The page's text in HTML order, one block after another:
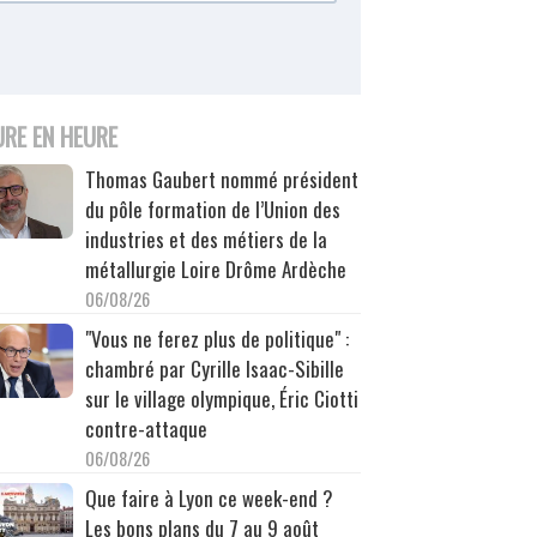
EN HEURE
Thomas Gaubert nommé président
du pôle formation de l’Union des
industries et des métiers de la
métallurgie Loire Drôme Ardèche
06/08/26
"Vous ne ferez plus de politique" :
chambré par Cyrille Isaac-Sibille
sur le village olympique, Éric Ciotti
contre-attaque
06/08/26
Que faire à Lyon ce week-end ?
Les bons plans du 7 au 9 août